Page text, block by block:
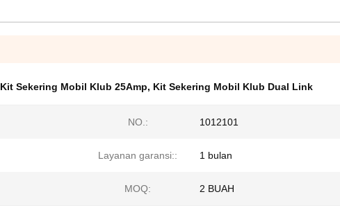
Kit Sekering Mobil Klub 25Amp, Kit Sekering Mobil Klub Dual Link
NO.: 1012101
Layanan garansi:: 1 bulan
MOQ: 2 BUAH